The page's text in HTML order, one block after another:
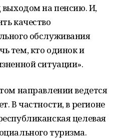
выходом на пенсию. И,
качество
обслуживания
тем, кто одинок и
ситуации».
направлении ведется
В частности, в регионе
целевая
туризма.